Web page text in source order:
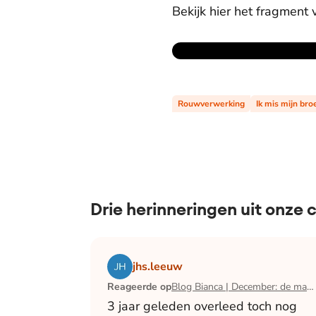
Bekijk hier het fragment
Rouwverwerking Ik mis mijn
Drie herinneringen uit onze
jhs.leeuw
Reageerde op Blog Bianca | December: de maand waarin ik mijn man verloor
3 jaar geleden overleed toch nog
Lees het artikel Blog Bianca | December: